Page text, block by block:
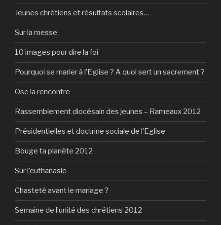
Jeunes chrétiens et résultats scolaires…
Sur la messe
10 images pour dire la foi
Pourquoi se marier à l’Eglise ? A quoi sert un sacrement ?
Ose la rencontre
Rassemblement diocésain des jeunes – Rameaux 2012
Présidentielles et doctrine sociale de l’Eglise
Bouge ta planète 2012
Sur l’euthanasie
Chasteté avant le mariage ?
Semaine de l’unité des chrétiens 2012